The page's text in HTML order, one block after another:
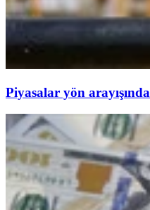
Piyasalar yön arayışında